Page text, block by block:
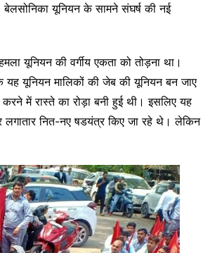
यूनियन के सामने संघर्ष की नई
यूनियन की वर्गीय एकता को तोड़ना था।
यह यूनियन मालिकों की जेब की यूनियन बन जाए
में रास्ते का रोड़ा बनी हुई थी। इसलिए यह
लगातार नित-नए षडयंत्र किए जा रहे थे। लेकिन